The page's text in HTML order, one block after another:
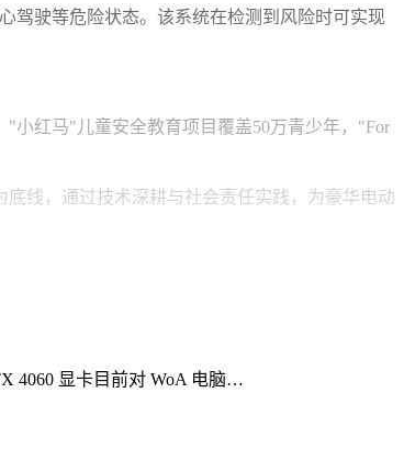
驾驶等危险状态。该系统在检测到风险时可实现
小红马"儿童安全教育项目覆盖50万青少年，"For
线，通过技术深耕与社会责任实践，为豪华电动
4060 显卡目前对 WoA 电脑…